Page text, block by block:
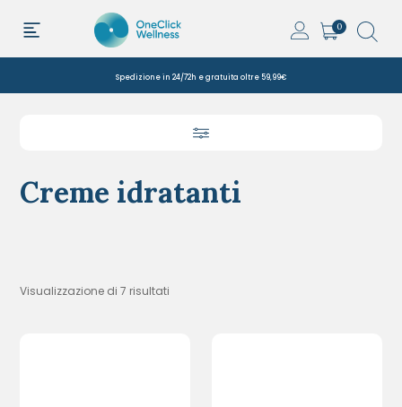
0
Spedizione in 24/72h e gratuita oltre 59,99€
Creme idratanti
Visualizzazione di 7 risultati